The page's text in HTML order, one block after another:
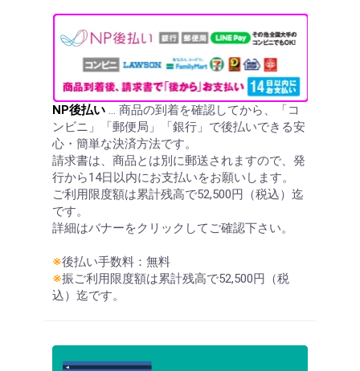
NP後払い … 商品の到着を確認してから、「コ
ンビニ」「郵便局」「銀行」で後払いできる安
心・簡単な決済方法です。
請求書は、商品とは別に郵送されますので、発
行から14日以内にお支払いをお願いします。
ご利用限度額は累計残高で52,500円（税込）迄
です。
詳細はバナーをクリックしてご確認下さい。
※後払い手数料：無料
※振ご利用限度額は累計残高で52,500円（税
込）迄です。